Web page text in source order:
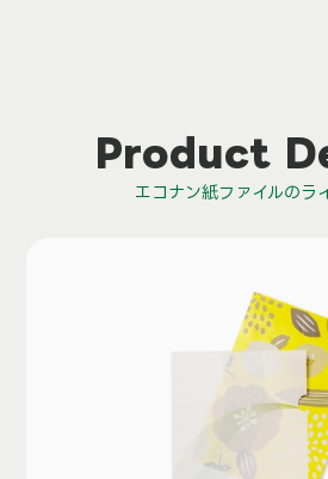
Product
エコナン紙ファイルのラ